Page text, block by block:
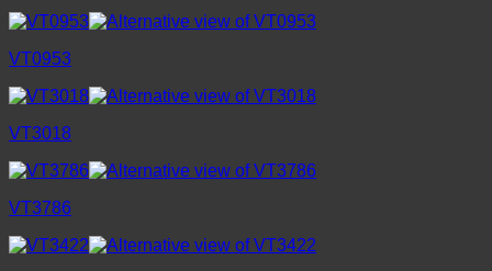
VT0953
VT3018
VT3786